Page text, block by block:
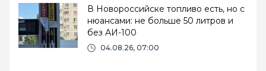
В Новороссийске топливо есть, но с
нюансами: не больше 50 литров и
без АИ-100
04.08.26, 07:00